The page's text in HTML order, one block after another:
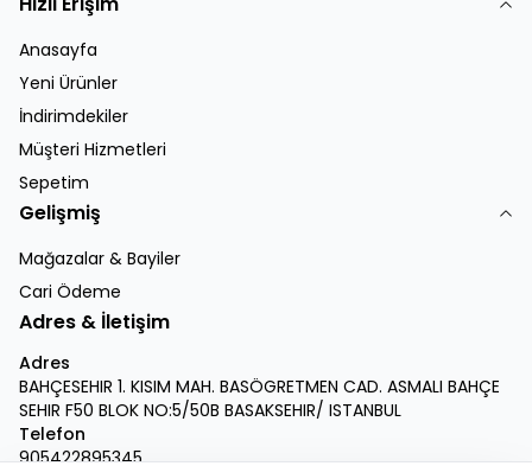
Anasayfa
Yeni Ürünler
İndirimdekiler
Müşteri Hizmetleri
Sepetim
Gelişmiş
Mağazalar & Bayiler
Cari Ödeme
Adres & İletişim
Adres
BAHÇESEHIR 1. KISIM MAH. BASÖGRETMEN CAD. ASMALI BAHÇE
SEHIR F50 BLOK NO:5/50B BASAKSEHIR/ ISTANBUL
Telefon
905422895345